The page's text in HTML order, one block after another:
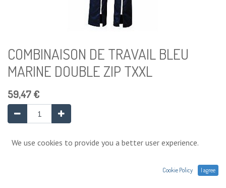
COMBINAISON DE TRAVAIL BLEU
MARINE DOUBLE ZIP TXXL
59,47€
Ajouter au panier
We use cookies to provide you a better user experience.
Cookie Policy I agree